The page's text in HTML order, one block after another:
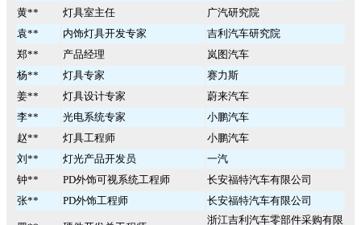
黄**
灯具室主任
广汽研究院
袁**
内饰灯具开发专家
吉利汽车研究院
郑**
产品经理
岚图汽车
杨**
灯具专家
赛力斯
姜**
灯具设计专家
蔚来汽车
李**
光电系统专家
小鹏汽车
赵**
灯具工程师
小鹏汽车
刘**
灯光产品开发员
一汽
钟**
PD外饰可视系统工程师
长安福特汽车有限公司
张**
PD外饰工程师 长安福特汽车有限公司
浙江吉利汽车零部件采购有限